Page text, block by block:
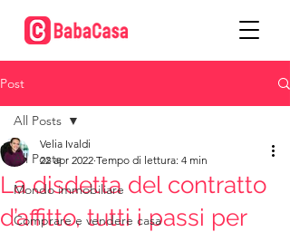
Post
All Posts
Mondo immobiliare
Comprare e vendere casa
All Posts
La disdetta del contratto
d’affitto, tutti i passi per
Velia Ivaldi
22 apr 2022 Tempo di lettura: 4 min